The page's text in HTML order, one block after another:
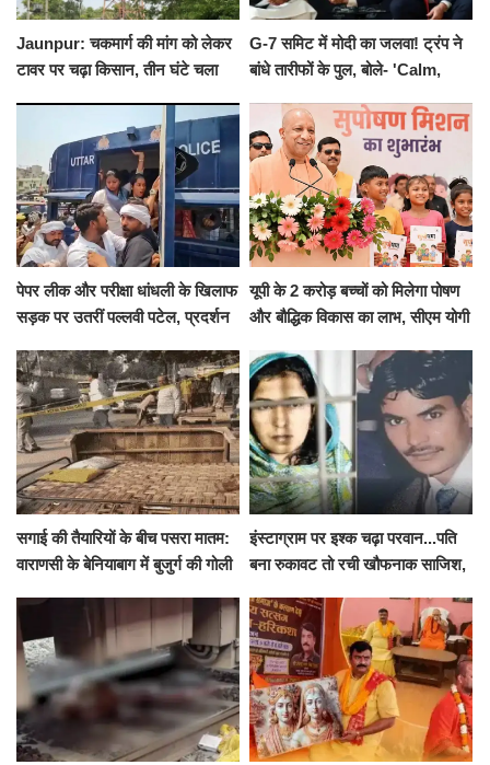
Jaunpur: चकमार्ग की मांग को लेकर
टावर पर चढ़ा किसान, तीन घंटे चला
G-7 समिट में मोदी का जलवा! ट्रंप ने
बांधे तारीफों के पुल, बोले- 'Calm,
पेपर लीक और परीक्षा धांधली के खिलाफ
सड़क पर उतरीं पल्लवी पटेल, प्रदर्शन
यूपी के 2 करोड़ बच्चों को मिलेगा पोषण
और बौद्धिक विकास का लाभ, सीएम योगी
सगाई की तैयारियों के बीच पसरा मातम:
वाराणसी के बेनियाबाग में बुजुर्ग की गोली
इंस्टाग्राम पर इश्क चढ़ा परवान...पति
बना रुकावट तो रची खौफनाक साजिश,
के घाट